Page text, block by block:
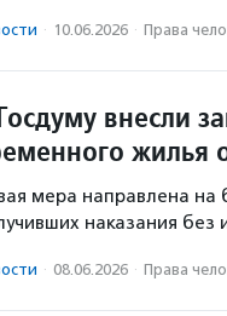
· 10.06.2026 · Права
внесли
жилья
мера направлена на
наказания
· 08.06.2026 · Права